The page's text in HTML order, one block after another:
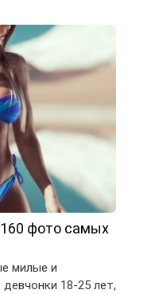
фото самых
милые и
18-25 лет,